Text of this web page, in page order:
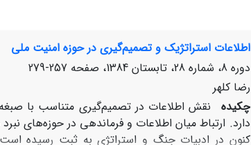
اطلاعات استراتژیک و تصمیم‌گیری در حوزه امنیت ملی
دوره 8، شماره 28، تابستان 1384، صفحه
257-279
رضا کلهر
چکیده
نقش اطلاعات در تصمیم‌گیری متناسب با
دارد. ارتباط میان اطلاعات و فرماندهی در حوزه‌های
کنون در ادبیات جنگ و استراتژی به ثبت رسیده